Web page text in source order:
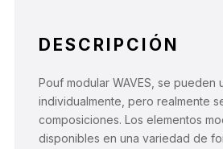
DESCRIPCIÓN
Pouf modular WAVES, se pueden
individualmente, pero realmente
composiciones. Los elementos
disponibles en una variedad de